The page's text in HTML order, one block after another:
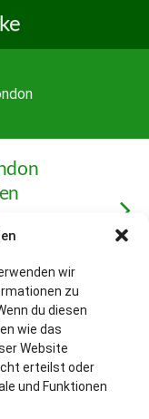
wir
zu
du diesen
wie das
Website
erteilst oder
und Funktionen